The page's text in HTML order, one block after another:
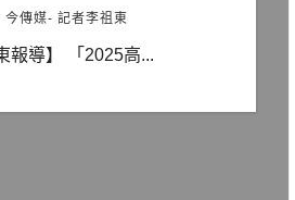
今傳媒- 記者李祖東
報導】 「2025高...